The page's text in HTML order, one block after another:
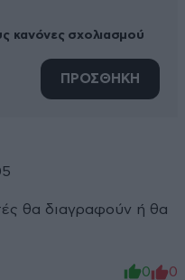
κανόνες σχολιασμού
ΠΡΟΣΘΗΚΗ
θα διαγραφούν ή θα
0 0